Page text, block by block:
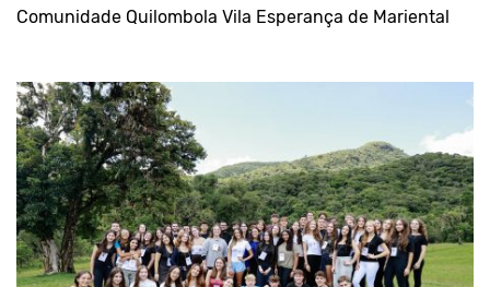
Comunidade Quilombola Vila Esperança de Mariental